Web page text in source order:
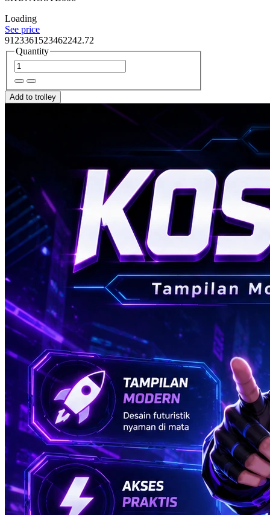
Loading
See price
9123361523462242.72
Quantity
Add to trolley